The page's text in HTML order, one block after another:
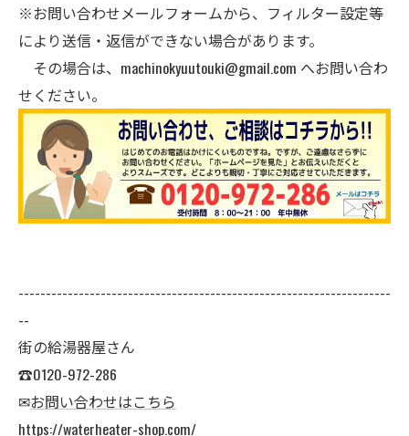
※お問い合わせメールフォームから、フィルター設定等
により送信・返信ができない場合があります。
その場合は、 machinokyuutouki@gmail.com へお問い合わ
せください。
--------------------------------------------------------------------
--
街の給湯器屋さん
☎0120-972-286
✉お問い合わせはこちら
https://waterheater-shop.com/